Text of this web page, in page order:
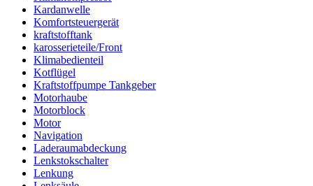
Kardanwelle
Komfortsteuergerät
kraftstofftank
karosserieteile/Front
Klimabedienteil
Kotflügel
Kraftstoffpumpe Tankgeber
Motorhaube
Motorblock
Motor
Navigation
Laderaumabdeckung
Lenkstokschalter
Lenkung